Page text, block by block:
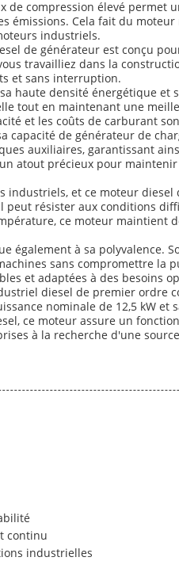
de compression élevé
Cela fait du
industriels.
de générateur est conçu
travailliez dans la
et sans interruption.
haute densité énergétique
tout en maintenant une
et les coûts de carburant
de générateur de
auxiliaires, garantissant
atout précieux pour
et ce moteur
résister aux conditions
ce moteur
également à sa
sans compromettre
et adaptées à des besoins
diesel de premier ordre
nominale de 12,5 kW
ce moteur assure un
à la recherche d'une
continu
industrielles